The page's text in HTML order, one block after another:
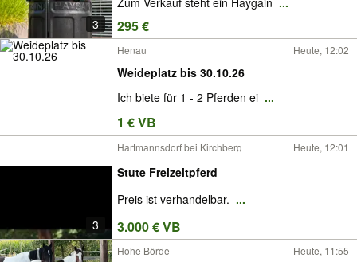
3 295 €
Henau Heute, 12:02
Weideplatz bis 30.10.26
Ich biete für 1 - 2 Pferden ei ...
1 € VB
3
Hartmannsdorf bei Kirchberg Heute, 12:01
Stute Freizeitpferd
Preis ist verhandelbar. ...
3.000 € VB
Hohe Börde Heute, 11:55